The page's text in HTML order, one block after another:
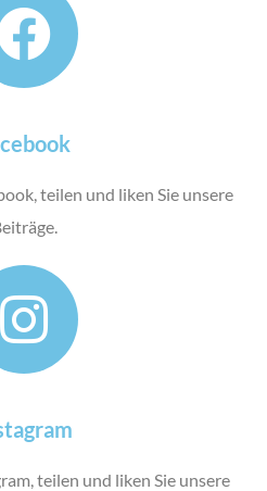
teilen und liken Sie unsere
teilen und liken Sie unsere